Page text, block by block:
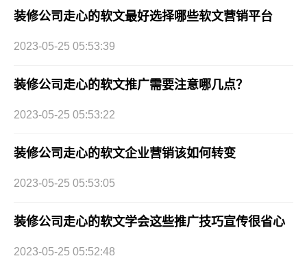
装修公司走心的软文最好选择哪些软文营销平台
2023-05-25 05:53:39
装修公司走心的软文推广需要注意哪几点？
2023-05-25 05:53:22
装修公司走心的软文企业营销该如何转变
2023-05-25 05:53:05
装修公司走心的软文学会这些推广技巧宣传很省心
2023-05-25 05:52:48